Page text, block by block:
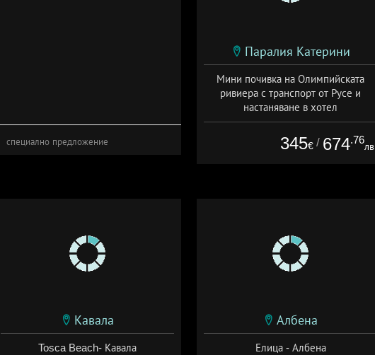
специално предложение
Паралия Катерини
Мини почивка на Олимпийската
ривиера с транспорт от Русе и
настаняване в хотел
Дата: 18.09 - 23.09 + закуска
345€ / 674.76
лв.
Кавала
Tosca Beach- Кавала
Албена
Елица - Албена